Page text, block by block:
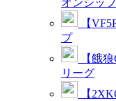
オンシップ
【
プ
【餓
リーグ
【